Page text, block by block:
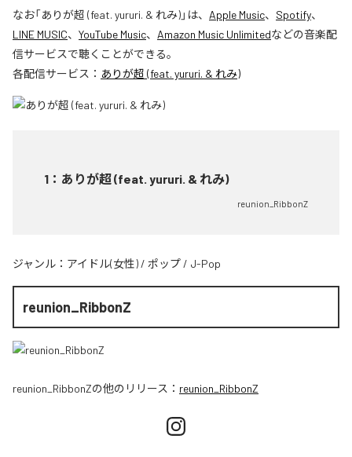
なお「ありが超 (feat. yururi. & れみ)」は、 Apple Music、 Spotify、
LINE MUSIC、 YouTube Music、 Amazon Music Unlimitedなどの音楽配
信サービスで聴くことができる。
各配信サービス： ありが超 (feat. yururi. & れみ)
1 ： ありが超 (feat. yururi. & れみ)
reunion_RibbonZ
ジャンル： アイドル(女性) / ポップ / J-Pop
reunion_RibbonZ
reunion_RibbonZの他のリリース： reunion_RibbonZ